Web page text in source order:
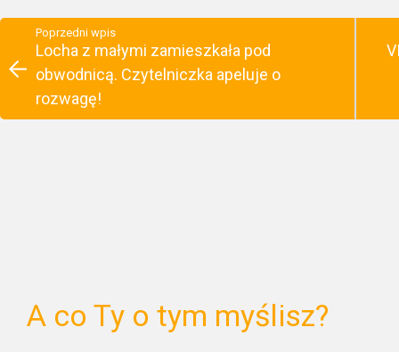
Poprzedni wpis
Locha z małymi zamieszkała pod
obwodnicą. Czytelniczka apeluje o
rozwagę!
A co Ty o tym myślisz?